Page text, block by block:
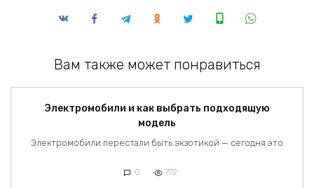
Вам также может понравиться
Электромобили и как выбрать подходящую
модель
Электромобили перестали быть экзотикой — сегодня это
0 772